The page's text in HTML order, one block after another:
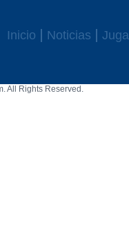
Inicio Noticias
All Rights Reserved.